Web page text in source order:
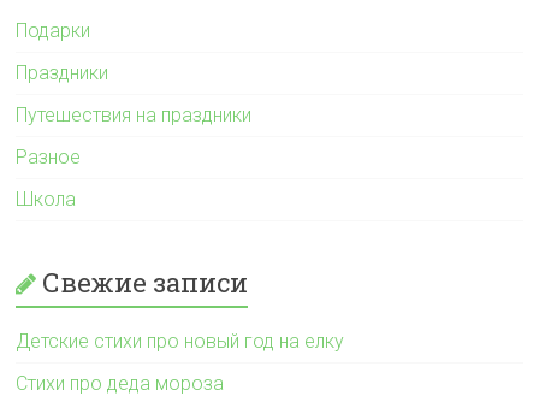
Подарки
Праздники
Путешествия на праздники
Разное
Школа
Свежие записи
Детские стихи про новый год на елку
Стихи про деда мороза